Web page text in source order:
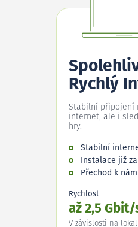
Rychlý
Stabilní připojení
internet, ale i
hry.
Stabilní
Instalace již za
Přechod k
Rychlost
až 2,5 Gbit/
V závislosti na